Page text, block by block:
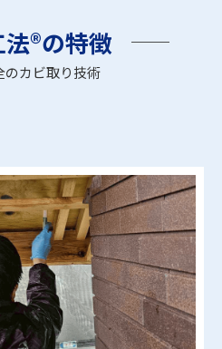
®の特徴
のカビ取り技術